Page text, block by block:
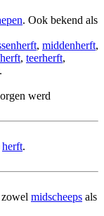
. Ook bekend als
, middenherft,
, teerherft,
werd
herft.
midscheeps als